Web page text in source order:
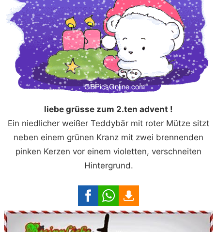
liebe grüsse zum 2.ten advent !
Ein niedlicher weißer Teddybär mit roter Mütze sitzt
neben einem grünen Kranz mit zwei brennenden
pinken Kerzen vor einem violetten, verschneiten
Hintergrund.